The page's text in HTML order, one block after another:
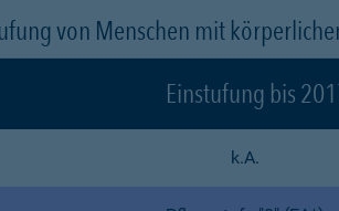
von Menschen mit
Einstufung bis
k.A.